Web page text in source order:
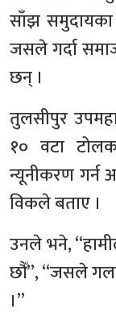
साँझ
जसले गर्दा
छन् ।
तुलसीपुर
१० वटा
न्यूनीकरण गर्न
विकले बताए ।
उनले भने,
छौँ”, “जसले गलत
।”